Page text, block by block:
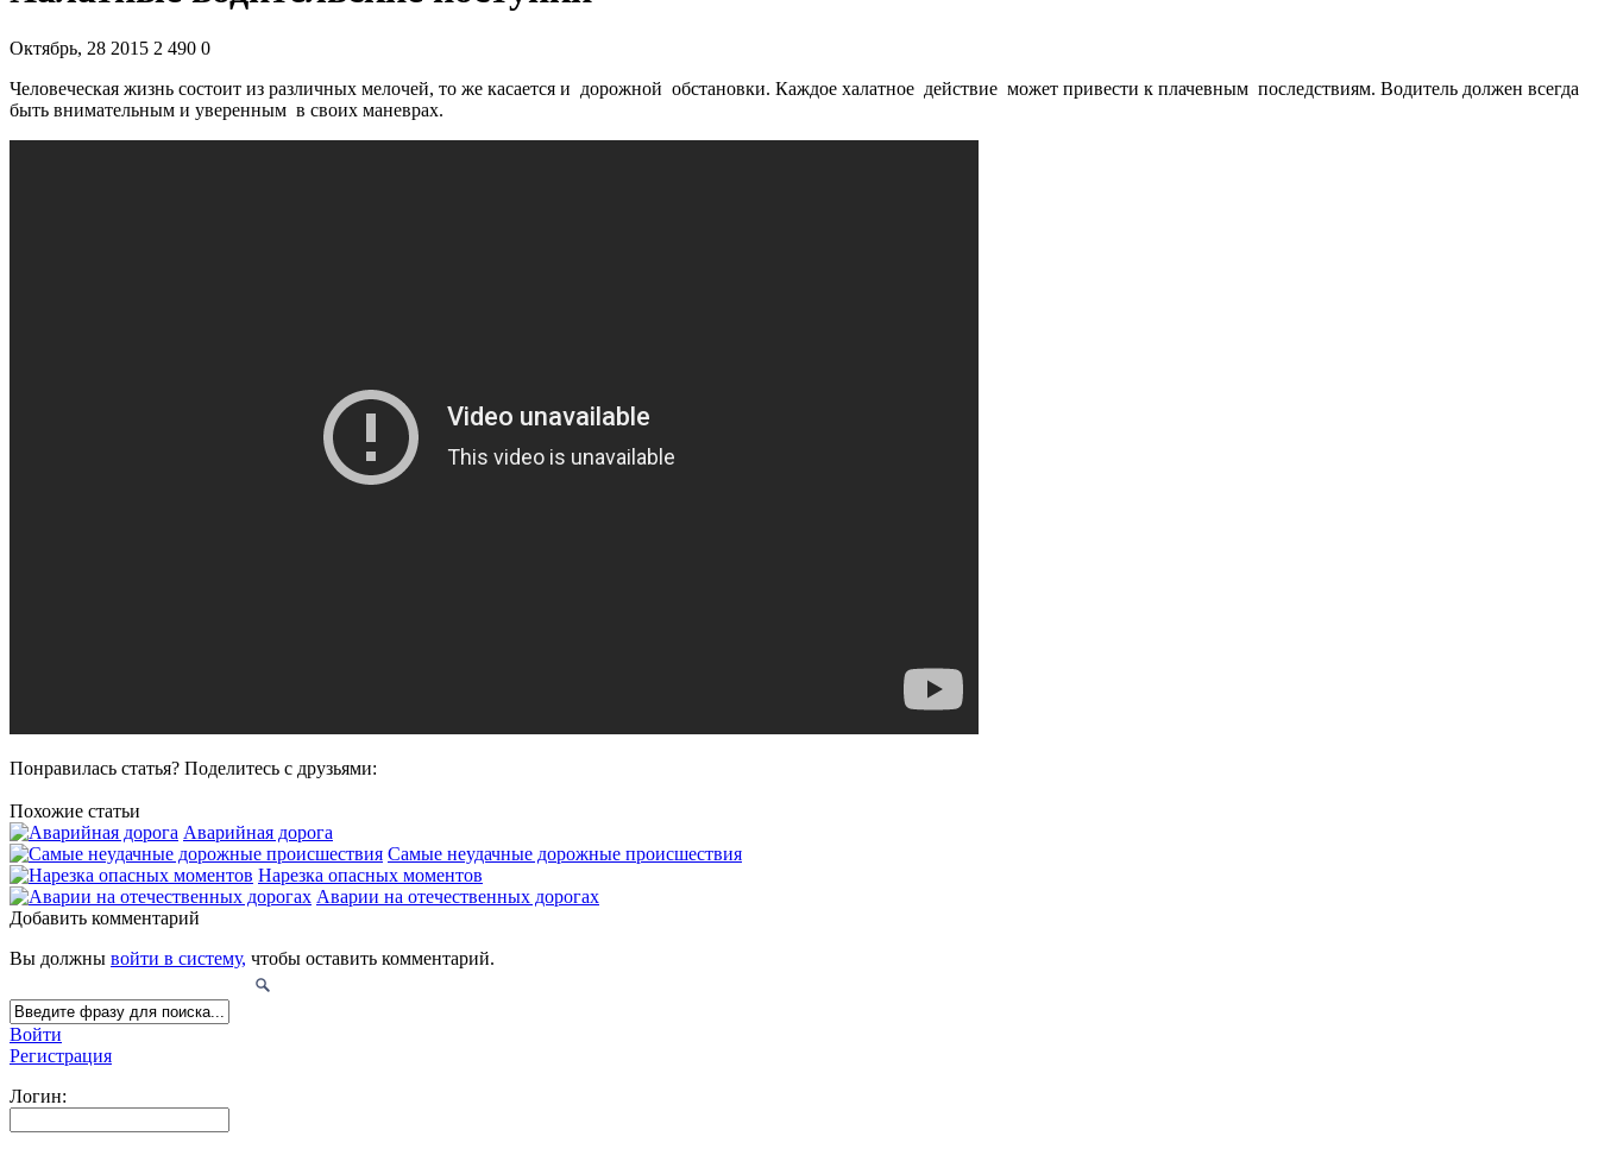
Октябрь, 28 2015 2 490 0
Человеческая жизнь состоит из различных мелочей, то же касается и дорожной обстановки. Каждое халатное действие может привести к плачевным последствиям. Водитель должен всегда
быть внимательным и уверенным в своих маневрах.
Понравилась статья? Поделитесь с друзьями:
Похожие статьи
Аварийная дорога
Самые неудачные дорожные происшествия
Нарезка опасных моментов
Аварии на отечественных дорогах
Добавить комментарий
Вы должны войти в систему, чтобы оставить комментарий.
Войти
Регистрация
Логин: